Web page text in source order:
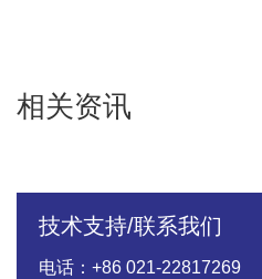
相关资讯
技术支持/联系我们
电话：+86 021-22817269